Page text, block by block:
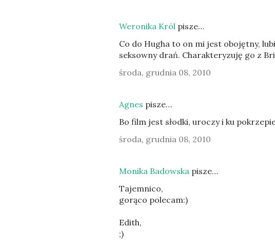
Weronika Król pisze…
Co do Hugha to on mi jest obojętny,
seksowny drań. Charakteryzuję go z
środa, grudnia 08, 2010
Agnes pisze…
Bo film jest słodki, uroczy i ku
środa, grudnia 08, 2010
Monika Badowska pisze…
Tajemnico,
gorąco polecam:)
Edith,
;)